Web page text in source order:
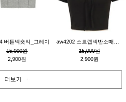
버튼넥숏티_그레이
15,000원
2,900원
15,000원
2,900원
더보기 +